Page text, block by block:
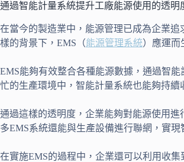
通過智能計量系統提升工廠能源使用的透明
在當今的製造業中，能源管理已成為企業
樣的背景下，EMS（能源管理系統）應運而
EMS能夠有效整合各種能源數據，通過智
忙的生產環境中，智能計量系統也能夠持
通過這樣的透明度，企業能夠對能源使用進
多EMS系統還能與生產設備進行聯網，實
在實施EMS的過程中，企業還可以利用收